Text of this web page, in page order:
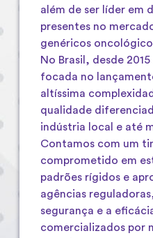
além de ser líder em
presentes no
genéricos
No Brasil, desde
focada no
altíssima
qualidade
indústria local e até
Contamos com um
comprometido em
padrões rígidos e
agências
segurança e a
comercializados por